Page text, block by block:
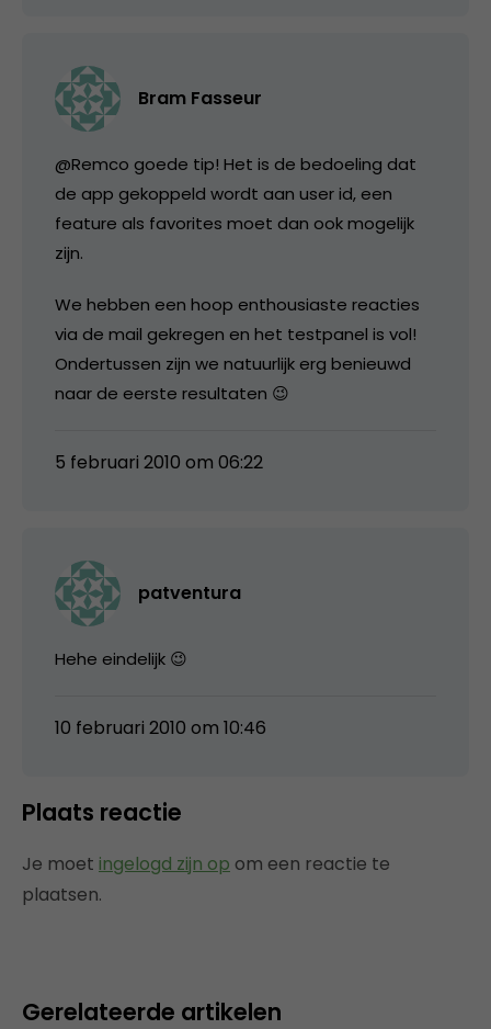
Bram Fasseur
@Remco goede tip! Het is de bedoeling dat
de app gekoppeld wordt aan user id, een
feature als favorites moet dan ook mogelijk
zijn.
We hebben een hoop enthousiaste reacties
via de mail gekregen en het testpanel is vol!
Ondertussen zijn we natuurlijk erg benieuwd
naar de eerste resultaten 😉
5 februari 2010 om 06:22
patventura
Hehe eindelijk 😉
10 februari 2010 om 10:46
Plaats reactie
Je moet ingelogd zijn op om een reactie te
plaatsen.
Gerelateerde artikelen